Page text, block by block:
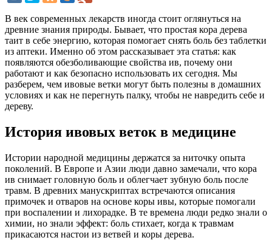
В век современных лекарств иногда стоит оглянуться на
древние знания природы. Бывает, что простая кора дерева
таит в себе энергию, которая помогает снять боль без таблетки
из аптеки. Именно об этом рассказывает эта статья: как
появляются обезболивающие свойства ив, почему они
работают и как безопасно использовать их сегодня. Мы
разберем, чем ивовые ветки могут быть полезны в домашних
условиях и как не перегнуть палку, чтобы не навредить себе и
дереву.
История ивовых веток в медицине
Истории народной медицины держатся за ниточку опыта
поколений. В Европе и Азии люди давно замечали, что кора
ив снимает головную боль и облегчает зубную боль после
травм. В древних манускриптах встречаются описания
примочек и отваров на основе коры ивы, которые помогали
при воспалении и лихорадке. В те времена люди редко знали о
химии, но знали эффект: боль стихает, когда к травмам
прикасаются настои из ветвей и коры дерева.